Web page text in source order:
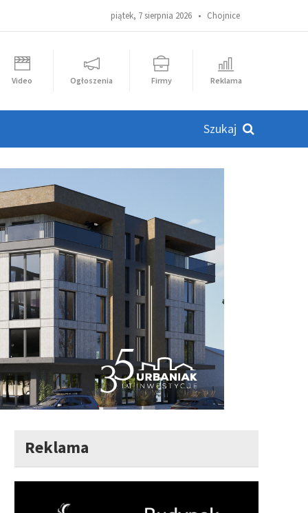
piątek, 7 sierpnia 2026 • Chojnice
Video Ogłoszenia Firmy Reklama
Reklama